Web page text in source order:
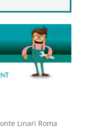
Linari Roma